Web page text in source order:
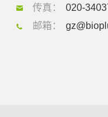
传真：
020-
邮箱：